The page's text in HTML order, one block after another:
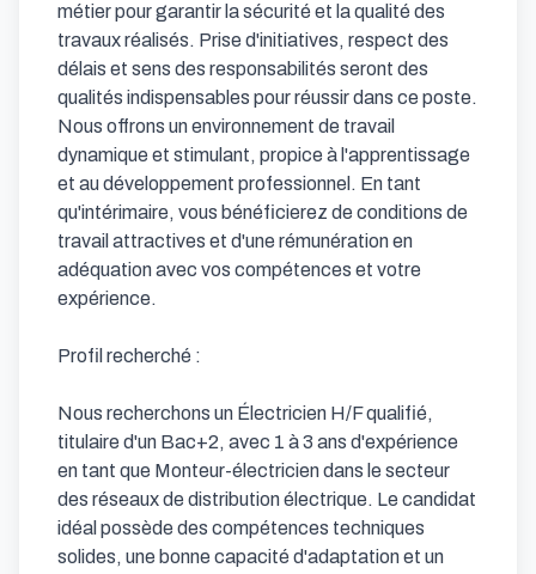
métier pour garantir la sécurité et la qualité des
travaux réalisés. Prise d'initiatives, respect des
délais et sens des responsabilités seront des
qualités indispensables pour réussir dans ce poste.
Nous offrons un environnement de travail
dynamique et stimulant, propice à l'apprentissage
et au développement professionnel. En tant
qu'intérimaire, vous bénéficierez de conditions de
travail attractives et d'une rémunération en
adéquation avec vos compétences et votre
expérience.
Profil recherché :
Nous recherchons un Électricien H/F qualifié,
titulaire d'un Bac+2, avec 1 à 3 ans d'expérience
en tant que Monteur-électricien dans le secteur
des réseaux de distribution électrique. Le candidat
idéal possède des compétences techniques
solides, une bonne capacité d'adaptation et un